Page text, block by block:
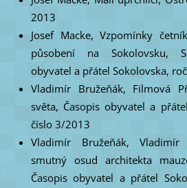
2013
Josef Macke, Vzpomínky
působení na Sokolovsku,
obyvatel a přátel Sokolovska,
Vladimír Bružeňák, Filmová
světa, Časopis obyvatel a
číslo 3/2013
Vladimír Bružeňák, Vladimír
smutný osud architekta
Časopis obyvatel a přátel